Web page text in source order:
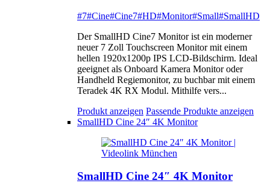
#7#Cine#Cine7#HD#Monitor#Small#SmallHD
Der SmallHD Cine7 Monitor ist ein moderner
neuer 7 Zoll Touchscreen Monitor mit einem
hellen 1920x1200p IPS LCD-Bildschirm. Ideal
geeignet als Onboard Kamera Monitor oder
Handheld Regiemonitor, zu buchbar mit einem
Teradek 4K RX Modul. Mithilfe vers...
Produkt anzeigen Passende Produkte anzeigen
SmallHD Cine 24″ 4K Monitor
SmallHD Cine 24″ 4K Monitor